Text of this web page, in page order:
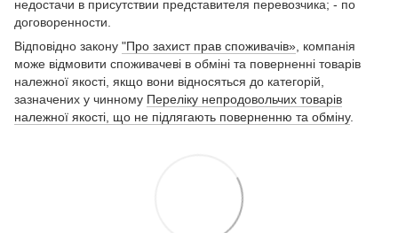
недостачи в присутствии представителя перевозчика; - по
договоренности.
Відповідно закону "Про захист прав споживачів», компанія
може відмовити споживачеві в обміні та поверненні товарів
належної якості, якщо вони відносяться до категорій,
зазначених у чинному Переліку непродовольчих товарів
належної якості, що не підлягають поверненню та обміну.